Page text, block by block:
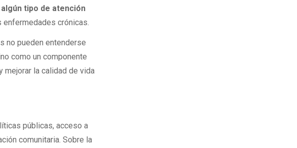
tipo de atención
enfermedades crónicas.
no pueden entenderse
como un componente
la calidad de vida
públicas, acceso a
comunitaria. Sobre la